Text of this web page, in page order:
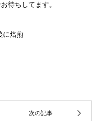
待ちしてます。
に焙煎